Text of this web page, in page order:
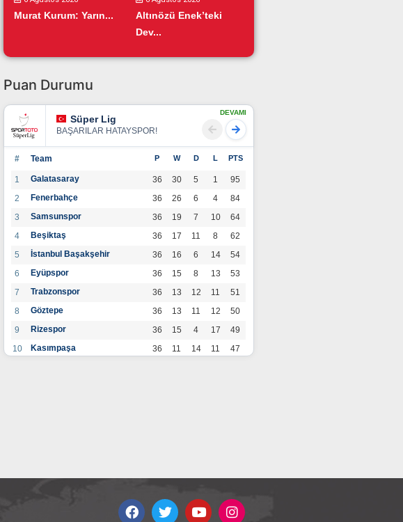
Murat Kurum: Yarın...
Altınözü Enek’teki
Dev...
Puan Durumu
Süper Lig
BAŞARILAR HATAYSPOR!
DEVAMI
# Team P W D L PTS
1 Galatasaray 36 30 5 1
95
2
Fenerbahçe 36 26 6 4
84
3
Samsunspor 36 19 7 10
64
4
Beşiktaş 36 17 11 8
62
5
İstanbul Başakşehir 36 16 6 14
54
6
Eyüpspor 36 15 8 13
53
7
Trabzonspor 36 13 12 11
51
8
Göztepe 36 13 11 12
50
9
Rizespor 36 15 4 17
49
10
Kasımpaşa 36 11 14 11
47
17
Sivasspor 36 9 8 19
35
36 8
26
36 3 5 28 14